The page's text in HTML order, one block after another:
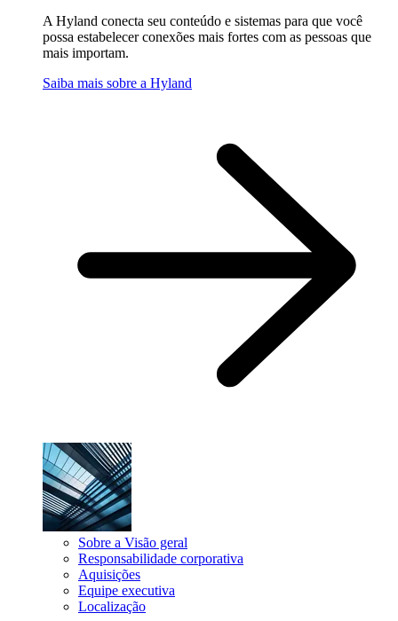
A Hyland conecta seu conteúdo e sistemas para que você
possa estabelecer conexões mais fortes com as pessoas que
mais importam.
Saiba mais sobre a Hyland
Sobre a Visão geral
Responsabilidade corporativa
Aquisições
Equipe executiva
Localização